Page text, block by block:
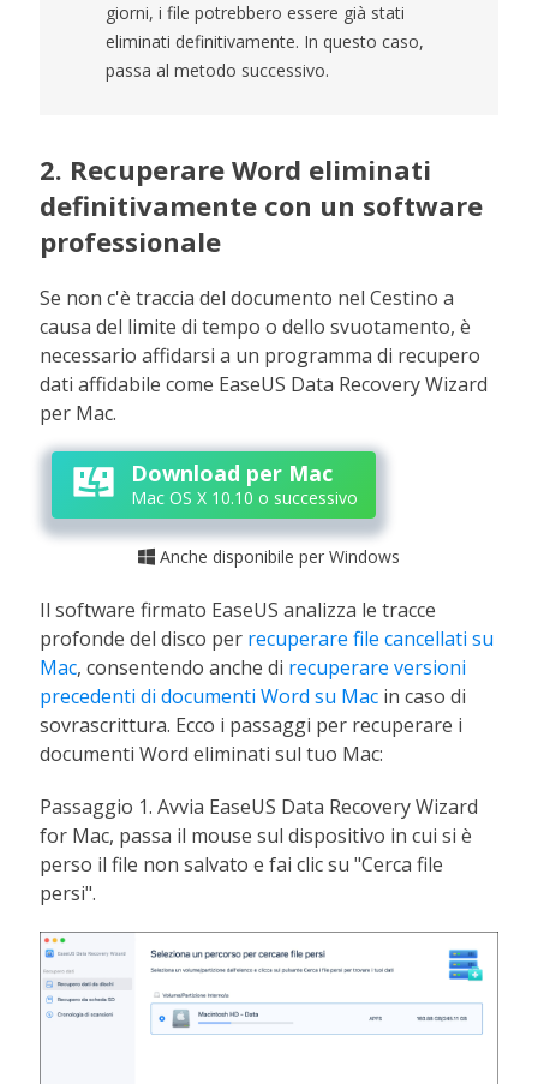
giorni, i file potrebbero essere già stati
eliminati definitivamente. In questo caso,
passa al metodo successivo.
2. Recuperare Word eliminati
definitivamente con un software
professionale
Se non c'è traccia del documento nel Cestino a
causa del limite di tempo o dello svuotamento, è
necessario affidarsi a un programma di recupero
dati affidabile come EaseUS Data Recovery Wizard
per Mac.
Download per Mac
Mac OS X 10.10 o successivo
 Anche disponibile per Windows
Il software firmato EaseUS analizza le tracce
profonde del disco per recuperare file cancellati su
Mac, consentendo anche di recuperare versioni
precedenti di documenti Word su Mac in caso di
sovrascrittura. Ecco i passaggi per recuperare i
documenti Word eliminati sul tuo Mac:
Passaggio 1. Avvia EaseUS Data Recovery Wizard
for Mac, passa il mouse sul dispositivo in cui si è
perso il file non salvato e fai clic su "Cerca file
persi".